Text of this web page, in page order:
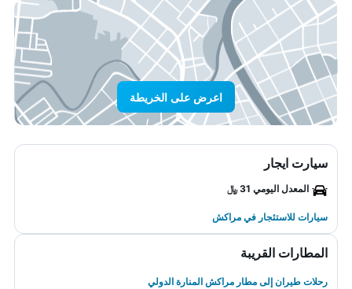
اعرض على الخريطة
سيارت ايجار
المعدل اليومي 31 ﷼
سيارات للاستئجار في مراكش
المطارات القريبة
رحلات طيران إلى مطار مراكش المنارة الدولي